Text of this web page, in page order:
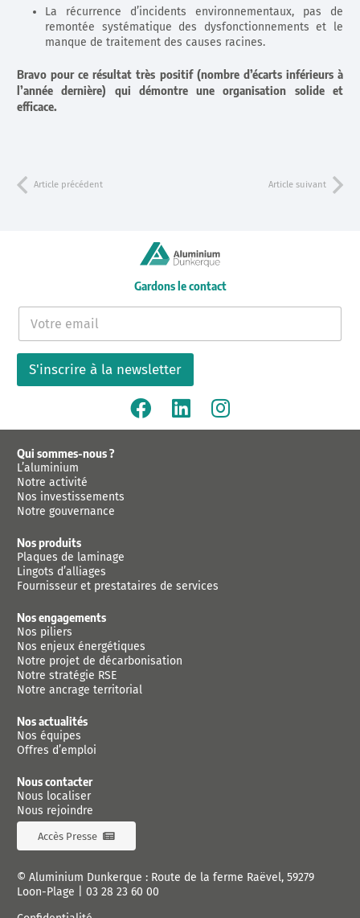
La récurrence d’incidents environnementaux, pas de
remontée systématique des dysfonctionnements et le
manque de traitement des causes racines.
Bravo pour ce résultat très positif (nombre d’écarts inférieurs à
l’année dernière) qui démontre une organisation solide et
efficace.
Article précédent Article suivant
Gardons le contact
E
m
a
l
S'inscrire à la newsletter
Qui sommes-nous ?
L’aluminium
Notre activité
Nos investissements
Notre gouvernance
Nos produits
Plaques de laminage
Lingots d’alliages
Fournisseur et prestataires de services
Nos engagements
Nos piliers
Nos enjeux énergétiques
Notre projet de décarbonisation
Notre stratégie RSE
Notre ancrage territorial
Nos actualités
Nos équipes
Offres d’emploi
Nous contacter
Nous localiser
Nous rejoindre
Accès Presse
© Aluminium Dunkerque : Route de la ferme Raëvel, 59279
Loon-Plage | 03 28 23 60 00